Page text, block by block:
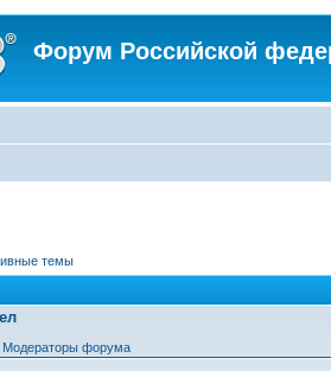
Форум Российской
темы
Модераторы форума